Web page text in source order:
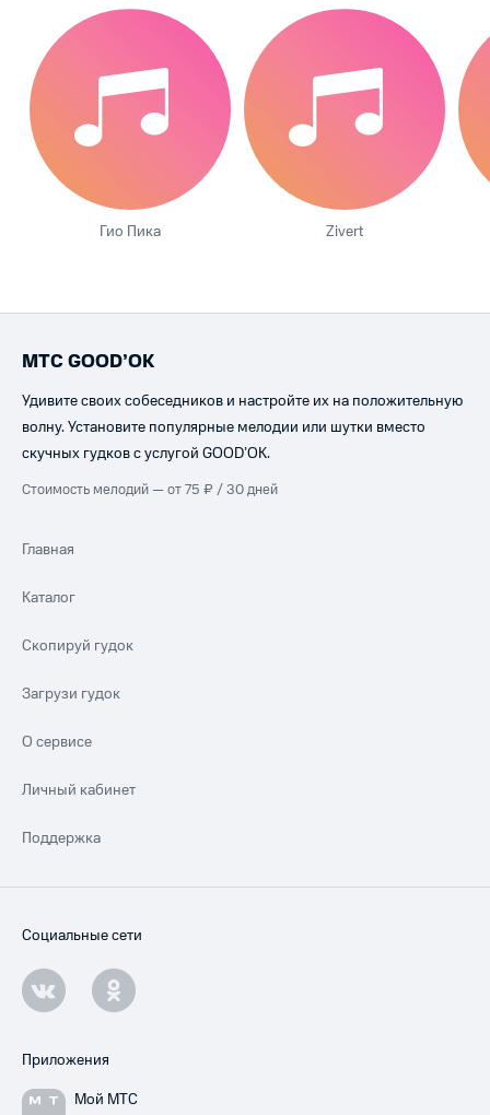
Гио Пика Zivert
МТС GOOD’OK
Удивите своих собеседников и настройте их на положительную
волну. Установите популярные мелодии или шутки вместо
скучных гудков с услугой GOOD’OK.
Стоимость мелодий — от 75 ₽ / 30 дней
Главная
Каталог
Скопируй гудок
Загрузи гудок
О сервисе
Личный кабинет
Поддержка
Социальные сети
Приложения
Мой МТС